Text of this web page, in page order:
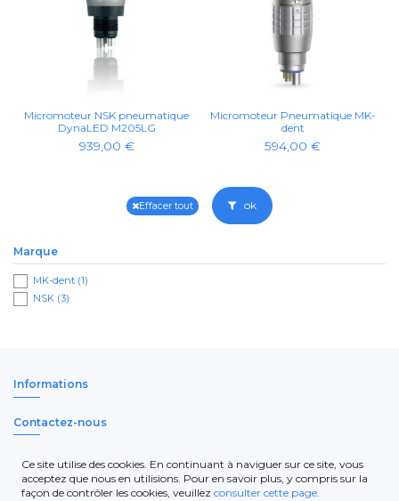
Micromoteur NSK pneumatique
DynaLED M205LG
939,00 €
Micromoteur Pneumatique MK-
dent
594,00 €
Effacer tout ok
Marque
MK-dent (1)
NSK (3)
Informations
Contactez-nous
Newsletter
Ce site utilise des cookies. En continuant à naviguer sur ce site, vous
acceptez que nous en utilisions. Pour en savoir plus, y compris sur la
façon de contrôler les cookies, veuillez consulter cette page.